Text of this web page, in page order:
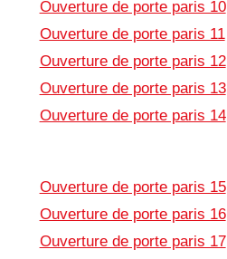
Ouverture de porte paris 10
Ouverture de porte paris 11
Ouverture de porte paris 12
Ouverture de porte paris 13
Ouverture de porte paris 14
Ouverture de porte paris 15
Ouverture de porte paris 16
Ouverture de porte paris 17